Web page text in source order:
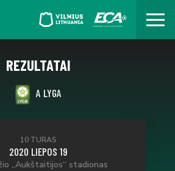
REZULTATAI
A LYGA
10 TURAS
2020 LIEPOS 19
„Aukštaitijos“ stadionas